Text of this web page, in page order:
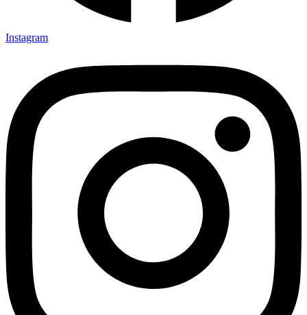
Instagram